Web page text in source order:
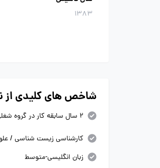
1383
شاخص های کلیدی از
2 سال سابقه کار در گروه شغلی مشابه
کارشناسی زیست شناسی /
زبان انگلیسی-متوسط